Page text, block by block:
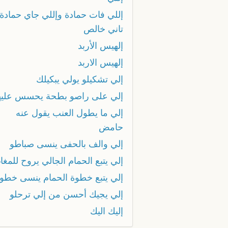
إللي فات حمادة وإللي جاي حمادة
تاني خالص
إلهيس الأربد
إلهيس الاربد
إلي تشكيلو يولي يبكيلك
إلي على راصو بطحة يحسس
إلي ما يطول العنب يقول عنه
حامض
إلي والف بالحفى ينسى صباطو
إلي يتبع الحمام الجالي يروح
إلي يتبع خطوة الحمام ينسى
إلي يجيك أحسن من إلي ترحلو
إليك اليك